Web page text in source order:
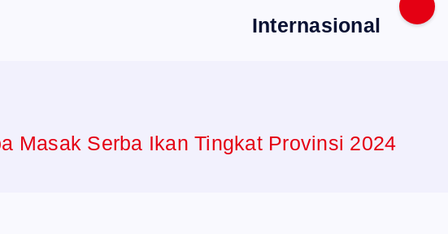
Internasional
Masak Serba Ikan Tingkat Provinsi 2024